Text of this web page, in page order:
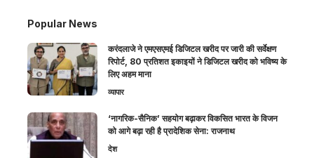
Popular News
करंदलाजे ने एमएसएमई डिजिटल खरीद पर जारी की सर्वेक्षण
रिपोर्ट, 80 प्रतिशत इकाइयों ने डिजिटल खरीद को भविष्य के
लिए अहम माना
व्यापार
‘नागरिक-सैनिक’ सहयोग बढ़ाकर विकसित भारत के विजन
को आगे बढ़ा रही है प्रादेशिक सेना: राजनाथ
देश